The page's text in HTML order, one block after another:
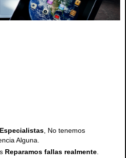
, No tenemos
Alguna.
Reparamos fallas realmente